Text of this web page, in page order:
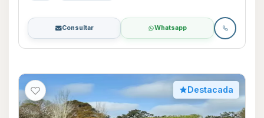
Consultar Whatsapp
Destacada